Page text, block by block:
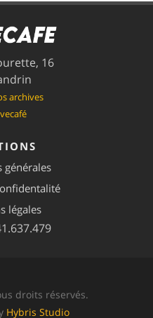
16
archives
générales
légales
droits réservés.
Hybris Studio